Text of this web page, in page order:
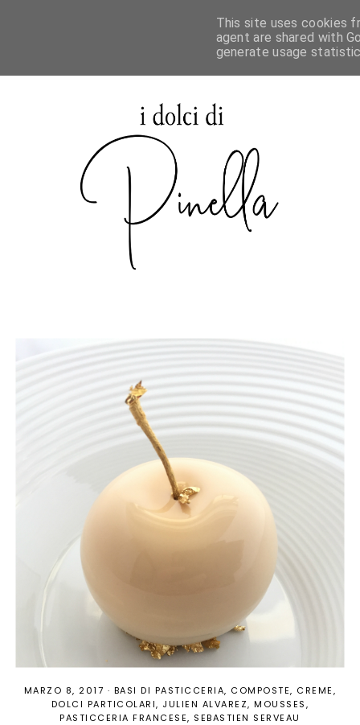
MARZO 8, 2017 · BASI DI PASTICCERIA COMPOSTE CREME
DOLCI PARTICOLARI JULIEN ALVAREZ MOUSSES
PASTICCERIA FRANCESE SEBASTIEN SERVEAU
This site uses cookies
agent are shared with
generate usage